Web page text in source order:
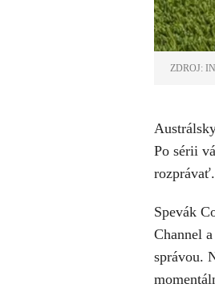
ZDROJ:
Po sérii
Spevák
Channel
správou.